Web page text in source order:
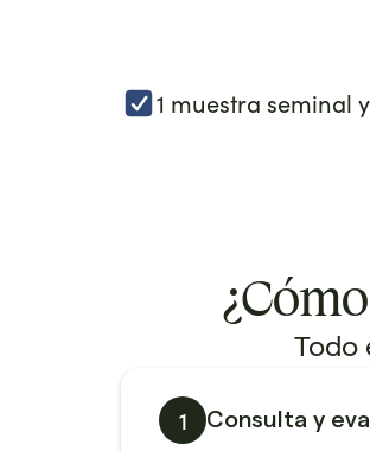
1 muestra seminal
Todo
1 Consulta y